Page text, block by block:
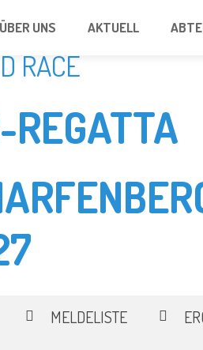
UNS AKTUELL
RACE
REGATTA
MELDELISTE